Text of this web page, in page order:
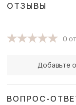
ОТЗЫВЫ
0
Добавьте
ВОПРОС-